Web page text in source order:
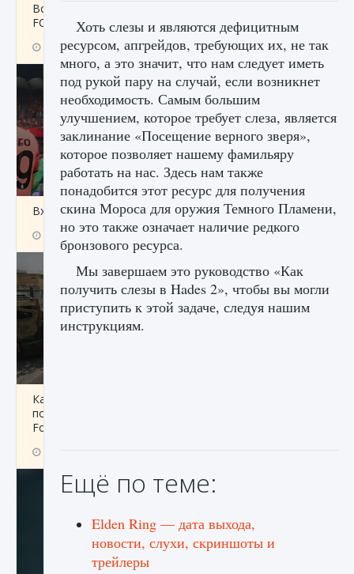
Все новые функции в режиме карьеры EA
FC 25
9 августа 2024 2 096 0 2
Входят ли «Милан» и «Интер» в EA FC 25
9 августа 2024 2 064 0 1
Как исправить текстовую ошибку
пользовательского интерфейса Delta
Force Hawk Ops
Хоть слезы и являются дефицитным
ресурсом, апгрейдов, требующих их, не так
много, а это значит, что нам следует иметь
под рукой пару на случай, если возникнет
необходимость. Самым большим
улучшением, которое требует слеза, является
заклинание «Посещение верного зверя»,
которое позволяет нашему фамильяру
работать на нас. Здесь нам также
понадобится этот ресурс для получения
скина Мороса для оружия Темного Пламени,
но это также означает наличие редкого
бронзового ресурса.
Мы завершаем это руководство «Как
получить слезы в Hades 2», чтобы вы могли
приступить к этой задаче, следуя нашим
инструкциям.
Ещё по теме:
Elden Ring — дата выхода,
новости, слухи, скриншоты и
трейлеры